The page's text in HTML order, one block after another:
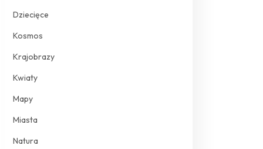
Dziecięce
Kosmos
Krajobrazy
Kwiaty
Mapy
Miasta
Natura